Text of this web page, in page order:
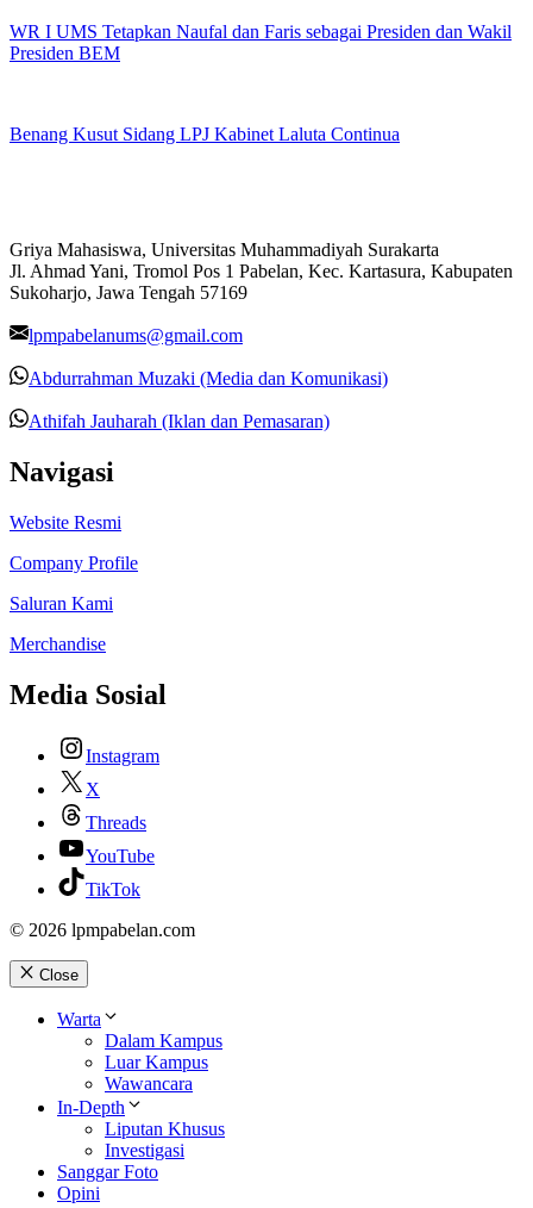
WR I UMS Tetapkan Naufal dan Faris sebagai Presiden dan Wakil
Presiden BEM
Benang Kusut Sidang LPJ Kabinet Laluta Continua
Griya Mahasiswa, Universitas Muhammadiyah Surakarta
Jl. Ahmad Yani, Tromol Pos 1 Pabelan, Kec. Kartasura, Kabupaten
Sukoharjo, Jawa Tengah 57169
lpmpabelanums@gmail.com
Abdurrahman Muzaki (Media dan Komunikasi)
Athifah Jauharah (Iklan dan Pemasaran)
Navigasi
Website Resmi
Company Profile
Saluran Kami
Merchandise
Media Sosial
Instagram
X
Threads
YouTube
TikTok
© 2026 lpmpabelan.com
Close
Warta
Dalam Kampus
Luar Kampus
Wawancara
In-Depth
Liputan Khusus
Investigasi
Sanggar Foto
Opini